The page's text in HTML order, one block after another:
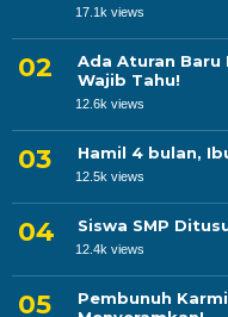
17.1k views
Ada Aturan Baru
Wajib Tahu!
12.6k views
Hamil 4 bulan,
12.5k views
Siswa SMP
12.4k views
Pembunuh